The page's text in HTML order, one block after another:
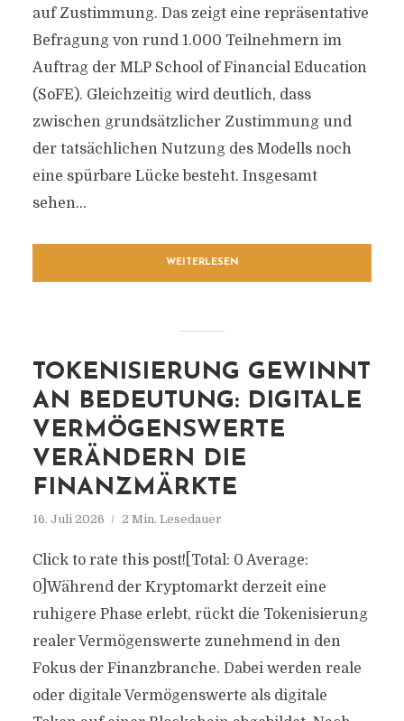
auf Zustimmung. Das zeigt eine repräsentative
Befragung von rund 1.000 Teilnehmern im
Auftrag der MLP School of Financial Education
(SoFE). Gleichzeitig wird deutlich, dass
zwischen grundsätzlicher Zustimmung und
der tatsächlichen Nutzung des Modells noch
eine spürbare Lücke besteht. Insgesamt
sehen...
WEITERLESEN
TOKENISIERUNG GEWINNT
AN BEDEUTUNG: DIGITALE
VERMÖGENSWERTE
VERÄNDERN DIE
FINANZMÄRKTE
16. Juli 2026 2 Min. Lesedauer
Click to rate this post![Total: 0 Average:
0]Während der Kryptomarkt derzeit eine
ruhigere Phase erlebt, rückt die Tokenisierung
realer Vermögenswerte zunehmend in den
Fokus der Finanzbranche. Dabei werden reale
oder digitale Vermögenswerte als digitale